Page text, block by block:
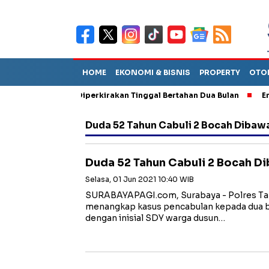
HOME EKONOMI & BISNIS PROPERTY
Sebut TPA Diperkirakan Tinggal Bertahan Dua Bulan
Duda 52 Tahun Cabuli 2 Bocah
Duda 52 Tahun Cabuli 2 Bocah
Selasa, 01 Jun 2021 10:40 WIB
SURABAYAPAGI.com, Surabaya - Polres
menangkap kasus pencabulan kepada dua
dengan inisial SDY warga dusun…